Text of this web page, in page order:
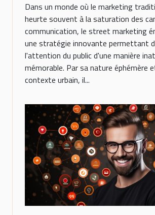
Dans un monde où le marketing
heurte souvent à la saturation des
communication, le street marketing
une stratégie innovante permettant
l'attention du public d'une manière
mémorable. Par sa nature éphémère
contexte urbain, il...